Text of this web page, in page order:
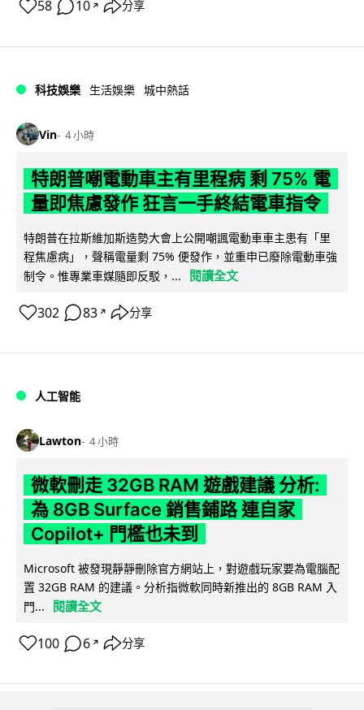
58 10 ↗ 分享
科技娛樂 生活娛樂 城中熱話
Vin 4 小時
特朗普嘲電動車主有里程病 剩 75% 電
量即焦慮發作 狂言一手終結電車指令
特朗普在拉斯維加斯造勢大會上公開嘲諷電動車車主患有「里
程焦慮病」，聲稱電量剩 75% 便發作，並重申已廢除電動車強
制令。惟專業車媒隨即反駁，...
閱讀全文
302 83 ↗ 分享
人工智能
Lawton 4 小時
微軟刪走 32GB RAM 遊戲建議 分析:
為 8GB Surface 銷售鋪路 連自家
Copilot+ 門檻也未到
Microsoft 被發現靜靜刪除官方網站上，對遊戲玩家要為電腦配
置 32GB RAM 的建議。分析指微軟同時新推出的 8GB RAM 入
門...
閱讀全文
100 6 ↗ 分享